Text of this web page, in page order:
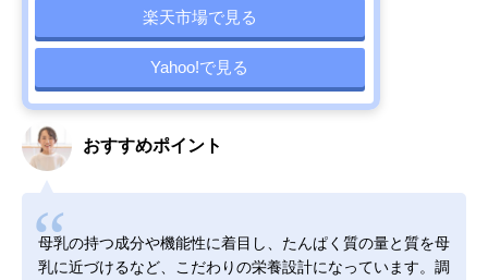
楽天市場で見る
Yahoo!で見る
おすすめポイント
母乳の持つ成分や機能性に着目し、たんぱく質の量と質を母
乳に近づけるなど、こだわりの栄養設計になっています。調